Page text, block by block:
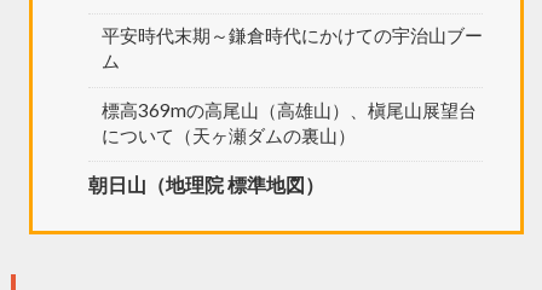
平安時代末期～鎌倉時代にかけての宇治山ブー
ム
標高369mの高尾山（高雄山）、槇尾山展望台
について（天ヶ瀬ダムの裏山）
朝日山（地理院 標準地図）